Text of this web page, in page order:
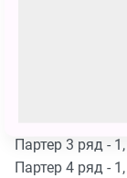
Обращаем
Партер 3 ряд -
Партер 4 ряд -